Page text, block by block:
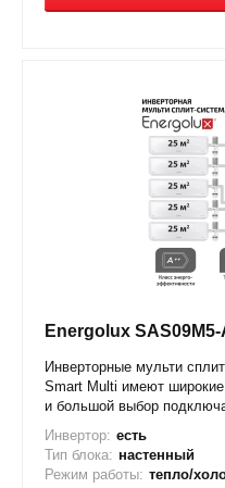
Energolux
Инверторные мульти
Smart Multi имеют
и большой выбор
Инвертор: есть
Тип блока: настенный
Режим работы: тепло/